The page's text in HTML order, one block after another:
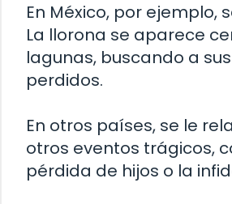
En México, por ejemplo,
La llorona se aparece
lagunas, buscando a
perdidos.
En otros países, se le
otros eventos trágicos,
pérdida de hijos o la